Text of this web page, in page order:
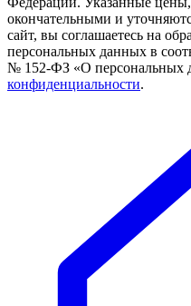
окончательными и
сайт, вы соглашаетесь на
персональных данных в
№ 152-ФЗ «О персональных
конфиденциальности.